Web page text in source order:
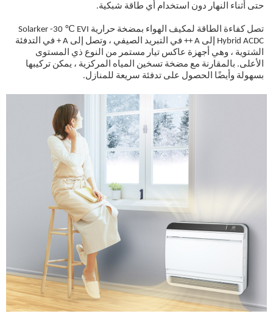
حتى أثناء النهار دون استخدام أي طاقة شبكية.
تصل كفاءة الطاقة لمكيف الهواء بمضخة حرارية Solarker -30 ℃ EVI
Hybrid ACDC إلى A ++ في التبريد الصيفي ، وتصل إلى A + في التدفئة
الشتوية ، وهي أجهزة عاكس تيار مستمر من النوع ذي المستوى
الأعلى. بالمقارنة مع مضخة تسخين المياه المركزية ، يمكن تركيبها
بسهولة وأيضًا الحصول على تدفئة سريعة للمنازل.